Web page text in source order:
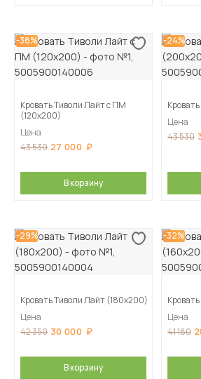
-38%
Кровать Тиволи Лайт с ПМ
(120х200)
Цена
43 530 27 000
В корзину
-24%
Цена
43 530
-29%
Кровать Тиволи Лайт (180х200)
Цена
42 350 30 000
В корзину
-32%
Цена
41 180